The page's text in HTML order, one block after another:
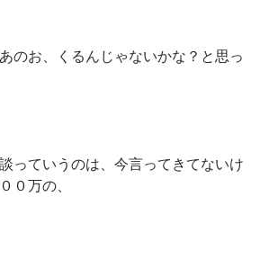
のお、くるんじゃないかな？と思っ
っていうのは、今言ってきてないけ
０万の、